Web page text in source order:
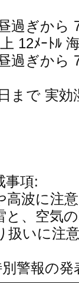
過ぎから
12ﾒｰﾄﾙ
過ぎから
まで 実効
事項:
高波に注
と、空気
扱いに注
警報の